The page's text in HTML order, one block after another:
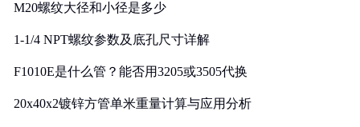
M20螺纹大径和小径是多少
1-1/4 NPT螺纹参数及底孔尺寸详解
F1010E是什么管？能否用3205或3505代换
20x40x2镀锌方管单米重量计算与应用分析